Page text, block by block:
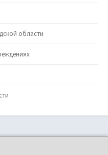
области